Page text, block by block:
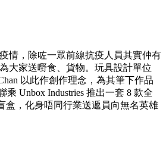
情，除咗一眾前線抗疫人員其實仲有
大家送嘢食、貨物。玩具設計單位
以此作創作理念，為其筆下作品
Unbox Industries 推出一套 8 款全
盒，化身唔同行業送遞員向無名英雄